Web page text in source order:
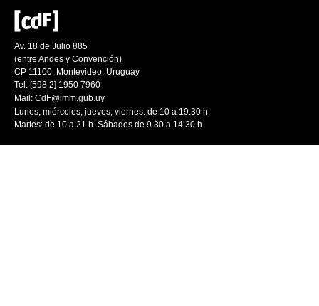
Av. 18 de Julio 885
(entre Andes y Convención)
CP 11100. Montevideo. Uruguay
Tel: [598 2] 1950 7960
Mail: CdF@imm.gub.uy
Lunes, miércoles, jueves, viernes: de 10 a 19.30 h.
Martes: de 10 a 21 h. Sábados de 9.30 a 14.30 h.